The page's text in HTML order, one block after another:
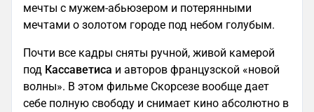
мечты с мужем-абьюзером и потерянными
мечтами о золотом городе под небом голубым.
Почти все кадры сняты ручной, живой камерой
под Кассаветиса и авторов французской «новой
волны». В этом фильме Скорсезе вообще дает
себе полную свободу и снимает кино абсолютно в